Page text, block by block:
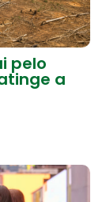
pelo
a